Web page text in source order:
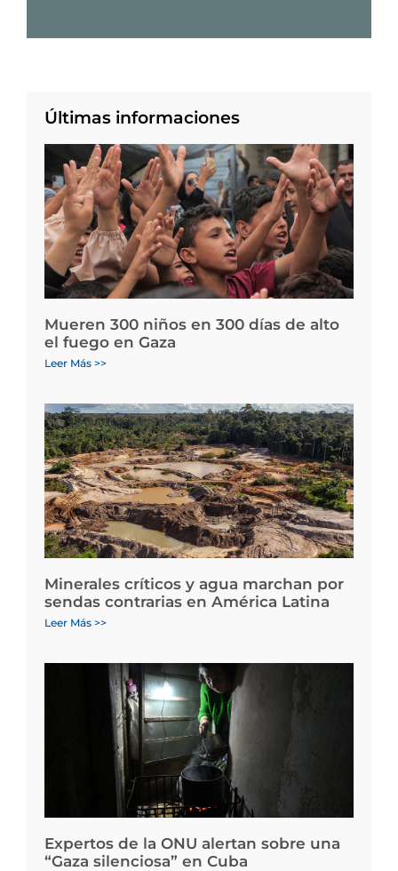
Últimas informaciones
Mueren 300 niños en 300 días de alto
el fuego en Gaza
Leer Más >>
Minerales críticos y agua marchan por
sendas contrarias en América Latina
Leer Más >>
Expertos de la ONU alertan sobre una
“Gaza silenciosa” en Cuba